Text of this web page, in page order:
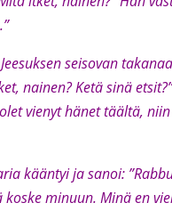
seisovan
nainen? Ketä sinä
vienyt hänet täältä,
kääntyi ja sanoi:
koske minuun. Minä en